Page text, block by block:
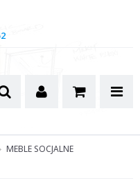
MEBLE SOCJALNE